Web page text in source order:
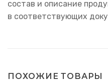
состав и описание
в соответствующих
ПОХОЖИЕ ТОВАРЫ